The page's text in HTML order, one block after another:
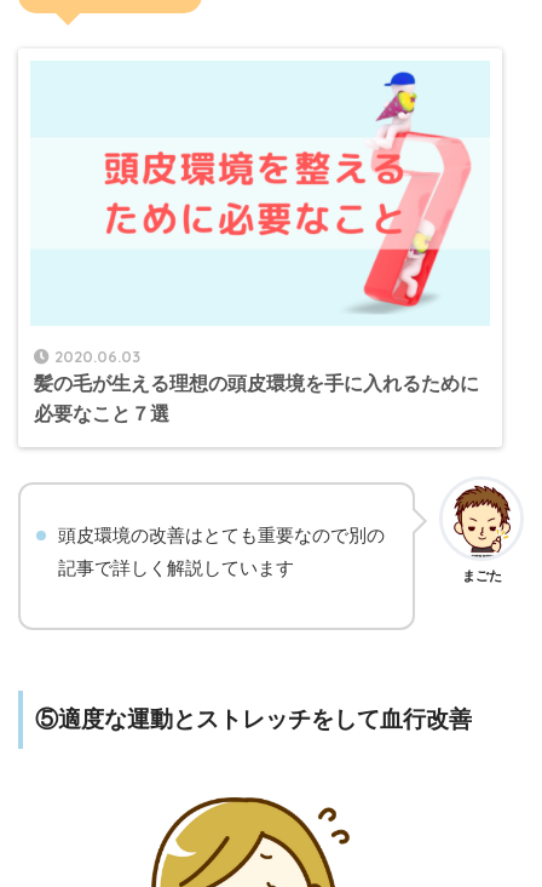
2020.06.03
髪の毛が生える理想の頭皮環境を手に入れるために
必要なこと７選
まごた
頭皮環境の改善はとても重要なので別の
記事で詳しく解説しています
⑤適度な運動とストレッチをして血行改善